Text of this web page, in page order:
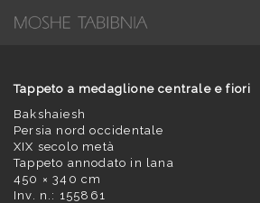
Tappeto a medaglione centrale e fiori
Bakshaiesh
Persia nord occidentale
XIX secolo metà
Tappeto annodato in lana
450 × 340 cm
Inv. n.: 155861